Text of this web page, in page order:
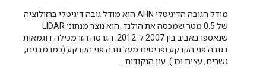
מודל הגובה הדיגיטלי AHN הוא מודל גובה דיגיטלי ברזולוציה
של 0.5 מטר שמכסה את הולנד. הוא נוצר מנתוני LIDAR
שנאספו באביב בין 2007 ל-2012. הגרסה הזו מכילה דוגמאות
בגובה פני הקרקע ופריטים מעל גובה פני הקרקע (כמו מבנים,
גשרים, עצים וכו'). ענן הנקודות …